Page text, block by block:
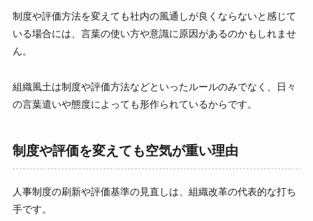
制度や評価方法を変えても社内の風通しが良くならないと感じて
いる場合には、言葉の使い方や意識に原因があるのかもしれませ
ん。
組織風土は制度や評価方法などといったルールのみでなく、日々
の言葉遣いや態度によっても形作られているからです。
制度や評価を変えても空気が重い理由
人事制度の刷新や評価基準の見直しは、組織改革の代表的な打ち
手です。